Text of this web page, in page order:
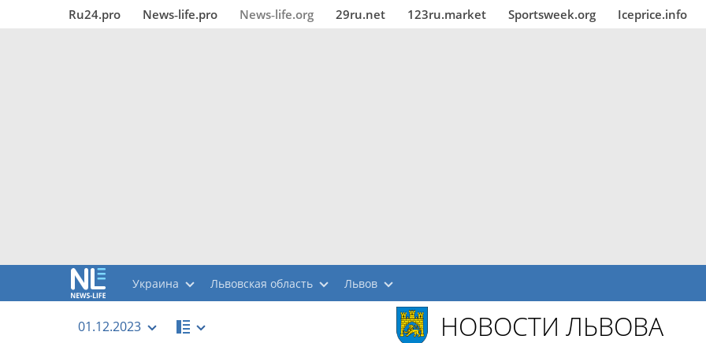
Ru24.pro News‑life.pro News‑life.org 29ru.net 123ru.market Sportsweek.org Iceprice.info
Украина Львовская область Львов
01.12.2023 НОВОСТИ ЛЬВОВА